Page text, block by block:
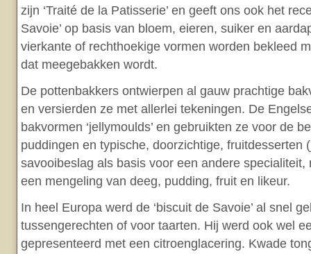
zijn ‘Traité de la Patisserie’ en geeft ons ook het
Savoie’ op basis van bloem, eieren, suiker en
vierkante of rechthoekige vormen worden bekleed
dat meegebakken wordt.
De pottenbakkers ontwierpen al gauw prachtige
en versierden ze met allerlei tekeningen. De
bakvormen ‘jellymoulds’ en gebruikten ze voor de
puddingen en typische, doorzichtige, fruitdesserten
savooibeslag als basis voor een andere specialiteit,
een mengeling van deeg, pudding, fruit en likeur.
In heel Europa werd de ‘biscuit de Savoie’ al snel
tussengerechten of voor taarten. Hij werd ook wel
gepresenteerd met een citroenglacering. Kwade